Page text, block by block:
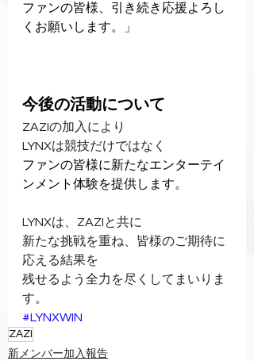
ファンの皆様、引き続き応援よろし
くお願いします。」
今後の活動について
ZAZIの加入により
LYNXは競技だけではなく
ファンの皆様に新たなエンターテイ
ンメント体験を提供します。
LYNXは、ZAZIと共に
新たな挑戦を重ね、皆様のご期待に
応える結果を
残せるよう全力を尽くしてまいりま
す。
#LYNXWIN
ZAZI
新メンバー加入報告